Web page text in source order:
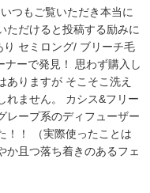
つもご覧いただき本当に
ただけると投稿する励みに
セミロング/ ブリーチ毛
ーで発見！ 思わず購入し
ありますが そこそこ洗え
れません。 カシス&フリー
レープ系のディフューザー
！！ （実際使ったことは
か且つ落ち着きのあるフェ